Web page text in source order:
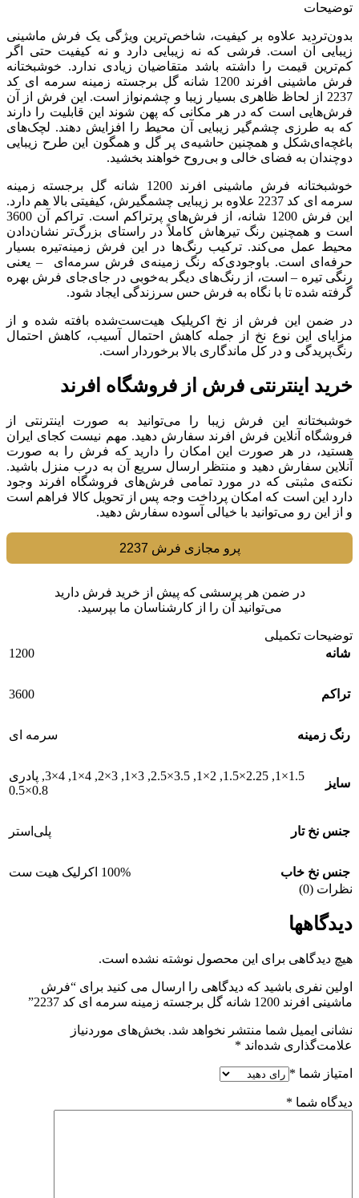
توضیحات
بدون‌تردید علاوه بر کیفیت، شاخص‌ترین ویژگی یک فرش ماشینی
زیبایی آن است. فرشی که نه زیبایی دارد و نه کیفیت حتی اگر
کم‌ترین قیمت را داشته باشد متقاضیان زیادی ندارد. خوشبختانه
فرش ماشینی افرند 1200 شانه گل برجسته زمینه سرمه ای کد
2237 از لحاظ ظاهری بسیار زیبا و چشم‌نواز است. این فرش از آن
فرش‌هایی است که در هر مکانی که پهن شوند این قابلیت را دارند
که به طرزی چشم‌گیر زیبایی آن محیط را افزایش دهند. لچک‌های
باغچه‌ای‌شکل و همچنین حاشیه‌ی پر گل و همگون این طرح زیبایی
دوچندان به فضای خالی و بی‌روح خواهند بخشید.
خوشبختانه فرش ماشینی افرند 1200 شانه گل برجسته زمینه
سرمه ای کد 2237 علاوه بر زیبایی چشمگیرش، کیفیتی بالا هم دارد.
این فرش 1200 شانه، از فرش‌های پرتراکم است. تراکم آن 3600
است و همچنین رنگ تیره‎اش کاملاً در راستای بزرگ‌تر نشان‌دادن
محیط عمل می‌کند. ترکیب رنگ‌ها در این فرش زمینه‌تیره بسیار
حرفه‌ای است. باوجودی‌که رنگ زمینه‌ی فرش سرمه‌ای – یعنی
رنگی تیره – است، از رنگ‌های دیگر به‌خوبی در جای‌جای فرش بهره
گرفته شده تا با نگاه به فرش حس سرزندگی ایجاد شود.
در ضمن این فرش از نخ اکریلیک هیت‌ست‌شده بافته شده و از
مزایای این نوع نخ از جمله کاهش احتمال آسیب، کاهش احتمال
رنگ‌پریدگی و در کل ماندگاری بالا برخوردار است.
خرید اینترنتی فرش از فروشگاه افرند
خوشبختانه این فرش زیبا را می‌توانید به صورت اینترنتی از
فروشگاه آنلاین فرش افرند سفارش دهید. مهم نیست کجای ایران
هستید، در هر صورت این امکان را دارید که فرش را به صورت
آنلاین سفارش دهید و منتظر ارسال سریع آن به درب منزل باشید.
نکته‌ی مثبتی که در مورد تمامی فرش‌های فروشگاه افرند وجود
دارد این است که امکان پرداخت وجه پس از تحویل کالا فراهم است
و از این رو می‌توانید با خیالی آسوده سفارش دهید.
پرو مجازی فرش 2237
در ضمن هر پرسشی که پیش از خرید فرش دارید
می‌توانید آن را از کارشناسان ما بپرسید.
توضیحات تکمیلی
شانه
1200
تراکم 3600
رنگ زمینه سرمه ای
سایز
1.5×1
,
2.25×1.5
,
2×1
,
3.5×2.5
,
3×1
,
3×2
,
4×1
,
4×3
, پادری
0.8×0.5
جنس نخ تار پلی‌استر
جنس نخ خاب
100% اکرلیک هیت ست
نظرات (0)
دیدگاهها
هیچ دیدگاهی برای این محصول نوشته نشده است.
اولین نفری باشید که دیدگاهی را ارسال می کنید برای “فرش
ماشینی افرند 1200 شانه گل برجسته زمینه سرمه ای کد 2237”
نشانی ایمیل شما منتشر نخواهد شد. بخش‌های موردنیاز
علامت‌گذاری شده‌اند *
امتیاز شما *
دیدگاه شما *